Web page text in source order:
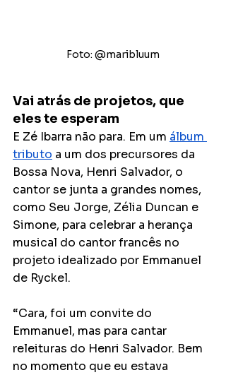
Foto: @maribluum
Vai atrás de projetos, que
eles te esperam
E Zé Ibarra não para. Em um álbum
tributo a um dos precursores da
Bossa Nova, Henri Salvador, o
cantor se junta a grandes nomes,
como Seu Jorge, Zélia Duncan e
Simone, para celebrar a herança
musical do cantor francês no
projeto idealizado por Emmanuel
de Ryckel.
“Cara, foi um convite do
Emmanuel, mas para cantar
releituras do Henri Salvador. Bem
no momento que eu estava